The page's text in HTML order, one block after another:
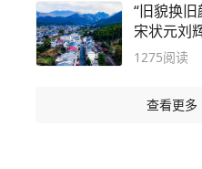
“旧貌换
宋状元刘
好几次
1275阅读
查看更多